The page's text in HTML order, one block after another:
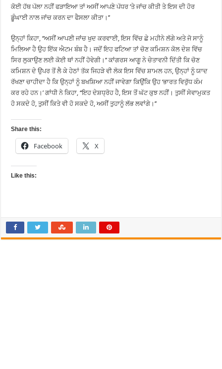
ਕੋਈ ਹੱਥ ਪੱਲਾ ਨਹੀਂ ਫੜਾਇਆ ਤਾਂ ਅਸੀਂ ਆਪਣੇ ਪੱਧਰ ’ਤੇ ਜਾਂਚ ਕੀਤੀ ਤੇ ਇਸ ਦੀ ਹੋਰ
ਡੂੰਘਾਈ ਨਾਲ ਜਾਂਚ ਕਰਨ ਦਾ ਫੈਸਲਾ ਕੀਤਾ।’’
ਉਨ੍ਹਾਂ ਕਿਹਾ, ‘‘ਅਸੀਂ ਆਪਣੀ ਜਾਂਚ ਖੁਦ ਕਰਵਾਈ, ਇਸ ਵਿੱਚ ਛੇ ਮਹੀਨੇ ਲੱਗੇ ਅਤੇ ਜੋ ਸਾਨੂੰ
ਮਿਲਿਆ ਹੈ ਉਹ ਇੱਕ ਐਟਮ ਬੰਬ ਹੈ। ਜਦੋਂ ਇਹ ਫਟਿਆ ਤਾਂ ਚੋਣ ਕਮਿਸ਼ਨ ਕੋਲ ਦੇਸ਼ ਵਿੱਚ
ਸਿਰ ਲੁਕਾਉਣ ਲਈ ਕੋਈ ਥਾਂ ਨਹੀਂ ਹੋਵੇਗੀ।’’ ਕਾਂਗਰਸ ਆਗੂ ਨੇ ਚੇਤਾਵਨੀ ਦਿੱਤੀ ਕਿ ਚੋਣ
ਕਮਿਸ਼ਨ ਦੇ ਉਪਰ ਤੋਂ ਲੈ ਕੇ ਹੇਠਾਂ ਤੱਕ ਜਿਹੜੇ ਵੀ ਲੋਕ ਇਸ ਵਿੱਚ ਸ਼ਾਮਲ ਹਨ, ਉਨ੍ਹਾਂ ਨੂੰ ਯਾਦ
ਰੱਖਣਾ ਚਾਹੀਦਾ ਹੈ ਕਿ ਉਨ੍ਹਾਂ ਨੂੰ ਬਖਸ਼ਿਆ ਨਹੀਂ ਜਾਵੇਗਾ ਕਿਉਂਕਿ ਉਹ ‘ਭਾਰਤ ਵਿਰੁੱਧ ਕੰਮ
ਕਰ ਰਹੇ ਹਨ।’ ਗਾਂਧੀ ਨੇ ਕਿਹਾ, ‘‘ਇਹ ਦੇਸ਼ਧ੍ਰੋਹ ਹੈ, ਇਸ ਤੋਂ ਘੱਟ ਕੁਝ ਨਹੀਂ। ਤੁਸੀਂ ਸੇਵਾਮੁਕਤ
ਹੋ ਸਕਦੇ ਹੋ, ਤੁਸੀਂ ਕਿਤੇ ਵੀ ਹੋ ਸਕਦੇ ਹੋ, ਅਸੀਂ ਤੁਹਾਨੂੰ ਲੱਭ ਲਵਾਂਗੇ।’’
Share this:
Facebook X
Like this: